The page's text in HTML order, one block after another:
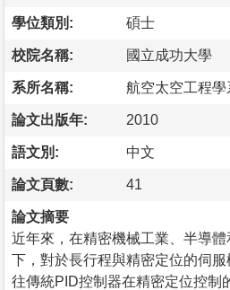
學位類別: 碩士
校院名稱: 國立成功大學
系所名稱: 航空太空工程學
論文出版年: 2010
語文別: 中文
論文頁數: 41
論文摘要
近年來，在精密機械工業、半導
下，對於長行程與精密定位的伺
往傳統PID控制器在精密定位控制